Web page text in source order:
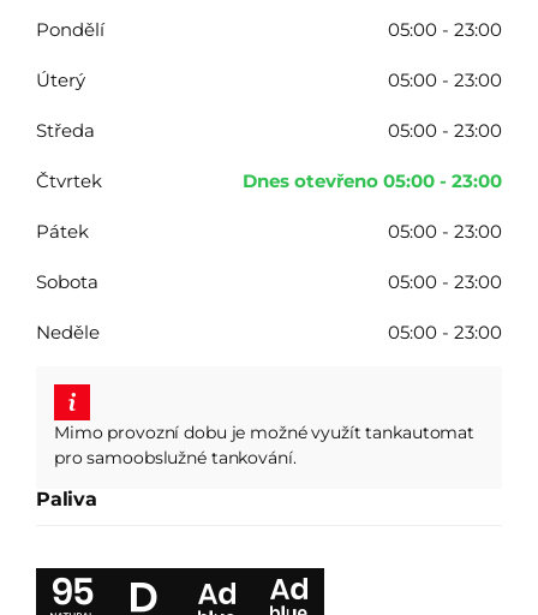
Pondělí 05:00 - 23:00
Úterý 05:00 - 23:00
Středa 05:00 - 23:00
Čtvrtek Dnes otevřeno 05:00 - 23:00
Pátek 05:00 - 23:00
Sobota 05:00 - 23:00
Neděle 05:00 - 23:00
Mimo provozní dobu je možné využít tankautomat
pro samoobslužné tankování.
Paliva